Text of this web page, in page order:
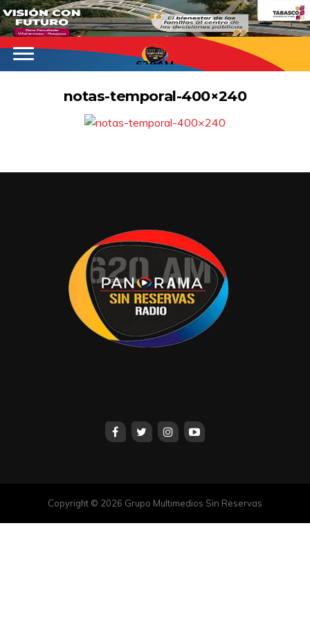
620AM
notas-temporal-400×240
Copyright © 2026 Grupo Multimedios Sin Reservas